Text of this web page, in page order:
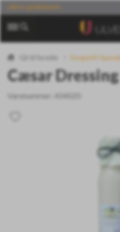
Sorgenfri
Cæsar
Varenummer: 434020